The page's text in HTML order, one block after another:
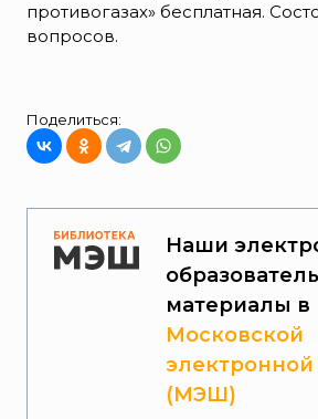
противогазах» бесплатная.
вопросов.
Поделиться:
Наши
материалы в
Московской
(МЭШ)